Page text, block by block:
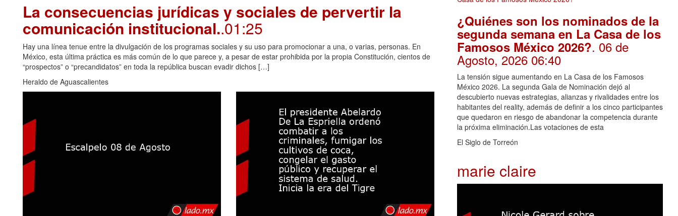
La consecuencias jurídicas y sociales de pervertir la
comunicación institucional..01:25
Hay una línea tenue entre la divulgación de los programas sociales y su uso para promocionar a una, o varias, personas. En
México, esta última práctica es más común de lo que parece y, a pesar de estar prohibida por la propia Constitución, cientos de
“prospectos” o “precandidatos” en toda la república buscan evadir dichos […]
Heraldo de Aguascalientes
¿Quiénes son los nominados de la
segunda semana en La Casa de los
Famosos México 2026?. 06 de
Agosto, 2026 06:40
La tensión sigue aumentando en La Casa de los Famosos
México 2026. La segunda Gala de Nominación dejó al
descubierto nuevas estrategias, alianzas y rivalidades entre los
habitantes del reality, además de definir a los cinco participantes
que quedaron en riesgo de abandonar la competencia durante
la próxima eliminación.Las votaciones de esta
El Siglo de Torreón
marie claire